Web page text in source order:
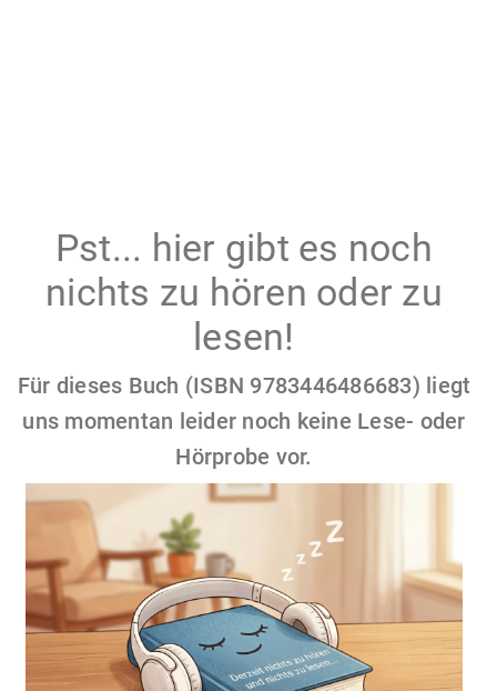
Pst... hier gibt es noch
nichts zu hören oder zu
lesen!
Für dieses Buch (ISBN 9783446486683) liegt
uns momentan leider noch keine Lese- oder
Hörprobe vor.